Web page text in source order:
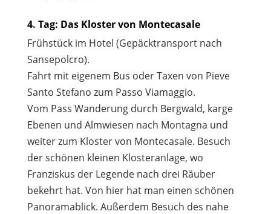
4. Tag: Das Kloster von Montecasale
Frühstück im Hotel (Gepäcktransport nach
Sansepolcro).
Fahrt mit eigenem Bus oder Taxen von Pieve
Santo Stefano zum Passo Viamaggio.
Vom Pass Wanderung durch Bergwald, karge
Ebenen und Almwiesen nach Montagna und
weiter zum Kloster von Montecasale. Besuch
der schönen kleinen Klosteranlage, wo
Franziskus der Legende nach drei Räuber
bekehrt hat. Von hier hat man einen schönen
Panoramablick. Außerdem Besuch des nahe